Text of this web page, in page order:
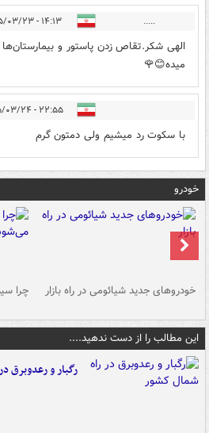
..... ۱۴:۱۳ - ۱۴۰۵/۰۳/۲۳
الهی شکر.تقاص زدن پاستور و بیمارستان‌ها
میده😊🌹
۲۲:۵۵ - ۱۴۰۵/۰۳/۲۴
با سکوت رد میشیم ولی دمتون گرم
خودرو
خودروهای جدید شیائومی در راه بازار چرا
این مطالب را از دست ندهید....
رگبار و رعدوبرق